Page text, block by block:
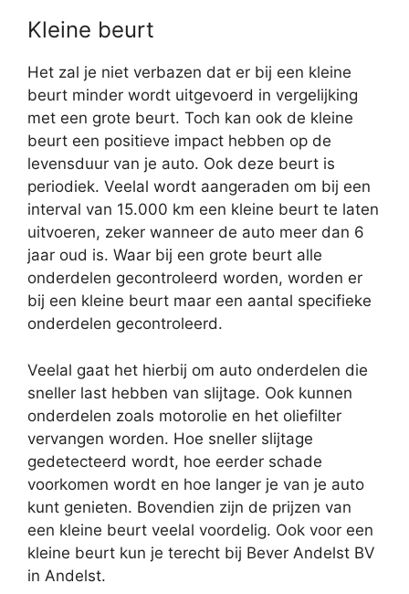
Kleine beurt
Het zal je niet verbazen dat er bij een kleine
beurt minder wordt uitgevoerd in vergelijking
met een grote beurt. Toch kan ook de kleine
beurt een positieve impact hebben op de
levensduur van je auto. Ook deze beurt is
periodiek. Veelal wordt aangeraden om bij een
interval van 15.000 km een kleine beurt te laten
uitvoeren, zeker wanneer de auto meer dan 6
jaar oud is. Waar bij een grote beurt alle
onderdelen gecontroleerd worden, worden er
bij een kleine beurt maar een aantal specifieke
onderdelen gecontroleerd.
Veelal gaat het hierbij om auto onderdelen die
sneller last hebben van slijtage. Ook kunnen
onderdelen zoals motorolie en het oliefilter
vervangen worden. Hoe sneller slijtage
gedetecteerd wordt, hoe eerder schade
voorkomen wordt en hoe langer je van je auto
kunt genieten. Bovendien zijn de prijzen van
een kleine beurt veelal voordelig. Ook voor een
kleine beurt kun je terecht bij Bever Andelst BV
in Andelst.